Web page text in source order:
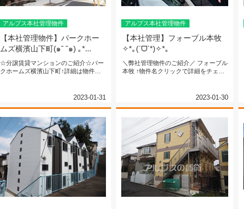
アルプス本社管理物件
【本社管理物件】パークホー
ムズ横濱山下町(๑˘ ˘๑) ｡*...
☆分譲賃貸マンションのご紹介☆パー
クホームズ横濱山下町↑詳細は物件名
2023-01-31
アルプス本社管理物件
【本社管理】フォーブル本牧
✧*｡(ˊᗜˋ*)✧*｡
＼弊社管理物件のご紹介／ フォーブル
本牧 ↑物件名クリックで詳細をチェッ
2023-01-30